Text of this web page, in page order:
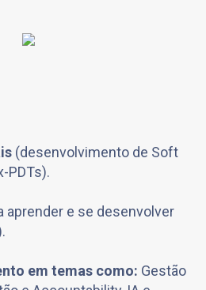
(desenvolvimento de Soft
PDTs).
aprender e se desenvolver
em temas como: Gestão